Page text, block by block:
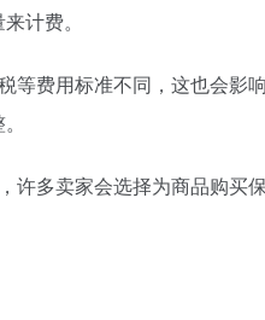
计费。
等费用标准不同，这也会
许多卖家会选择为商品购买